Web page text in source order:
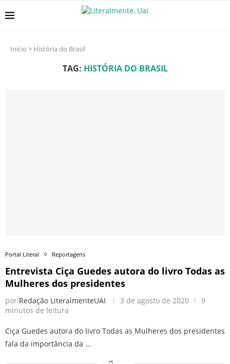
Início > História do Brasil
TAG: HISTÓRIA DO BRASIL
Portal Literal Reportagens
Entrevista Ciça Guedes autora do livro Todas as
Mulheres dos presidentes
por Redação LiteralmenteUAI 3 de agosto de 2020
9
minutos de leitura
Ciça Guedes autora do livro Todas as Mulheres dos presidentes
fala da importância da …